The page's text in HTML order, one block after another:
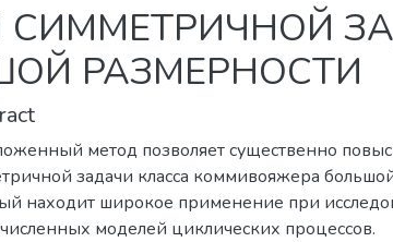
РАЗМЕРНОСТИ
метод позволяет существенно
задачи класса коммивояжера
находит широкое применение при
моделей циклических процессов.